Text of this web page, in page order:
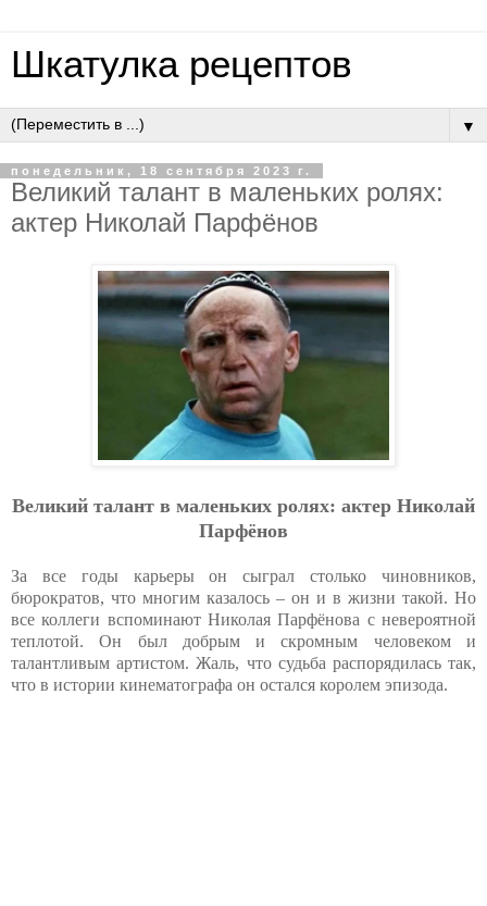
Шкатулка рецептов
▼
понедельник, 18 сентября 2023 г.
Великий талант в маленьких ролях:
актер Николай Парфёнов
Великий талант в маленьких ролях: актер Николай
Парфёнов
За все годы карьеры он сыграл столько чиновников,
бюрократов, что многим казалось – он и в жизни такой. Но
все коллеги вспоминают Николая Парфёнова с невероятной
теплотой. Он был добрым и скромным человеком и
талантливым артистом. Жаль, что судьба распорядилась так,
что в истории кинематографа он остался королем эпизода.